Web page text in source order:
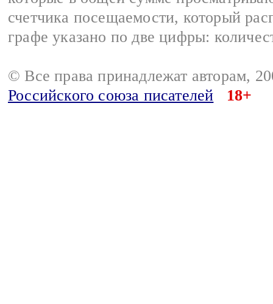
счетчика посещаемости, который
графе указано по две цифры:
© Все права принадлежат авторам,
Российского союза писателей
18+